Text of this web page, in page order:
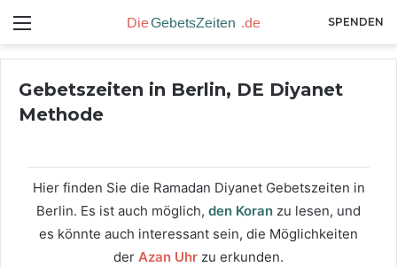
SPENDEN
Gebetszeiten in Berlin, DE Diyanet
Methode
Hier finden Sie die Ramadan Diyanet Gebetszeiten in
Berlin. Es ist auch möglich, den Koran zu lesen, und
es könnte auch interessant sein, die Möglichkeiten
der Azan Uhr zu erkunden.